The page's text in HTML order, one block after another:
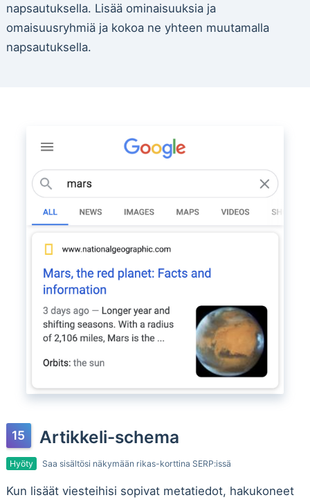
napsautuksella. Lisää ominaisuuksia ja
omaisuusryhmiä ja kokoa ne yhteen muutamalla
napsautuksella.
Artikkeli-schema
Hyöty Saa sisältösi näkymään rikas-korttina SERP:issä
Kun lisäät viesteihisi sopivat metatiedot, hakukoneet